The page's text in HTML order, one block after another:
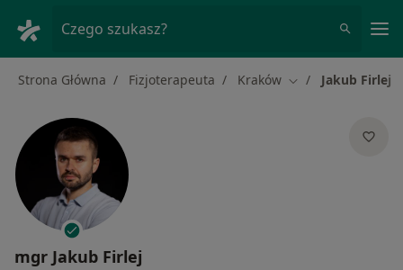
Czego szukasz?
Strona Główna Fizjoterapeuta Kraków Zmień miasto
Jakub Firlej
mgr Jakub Firlej